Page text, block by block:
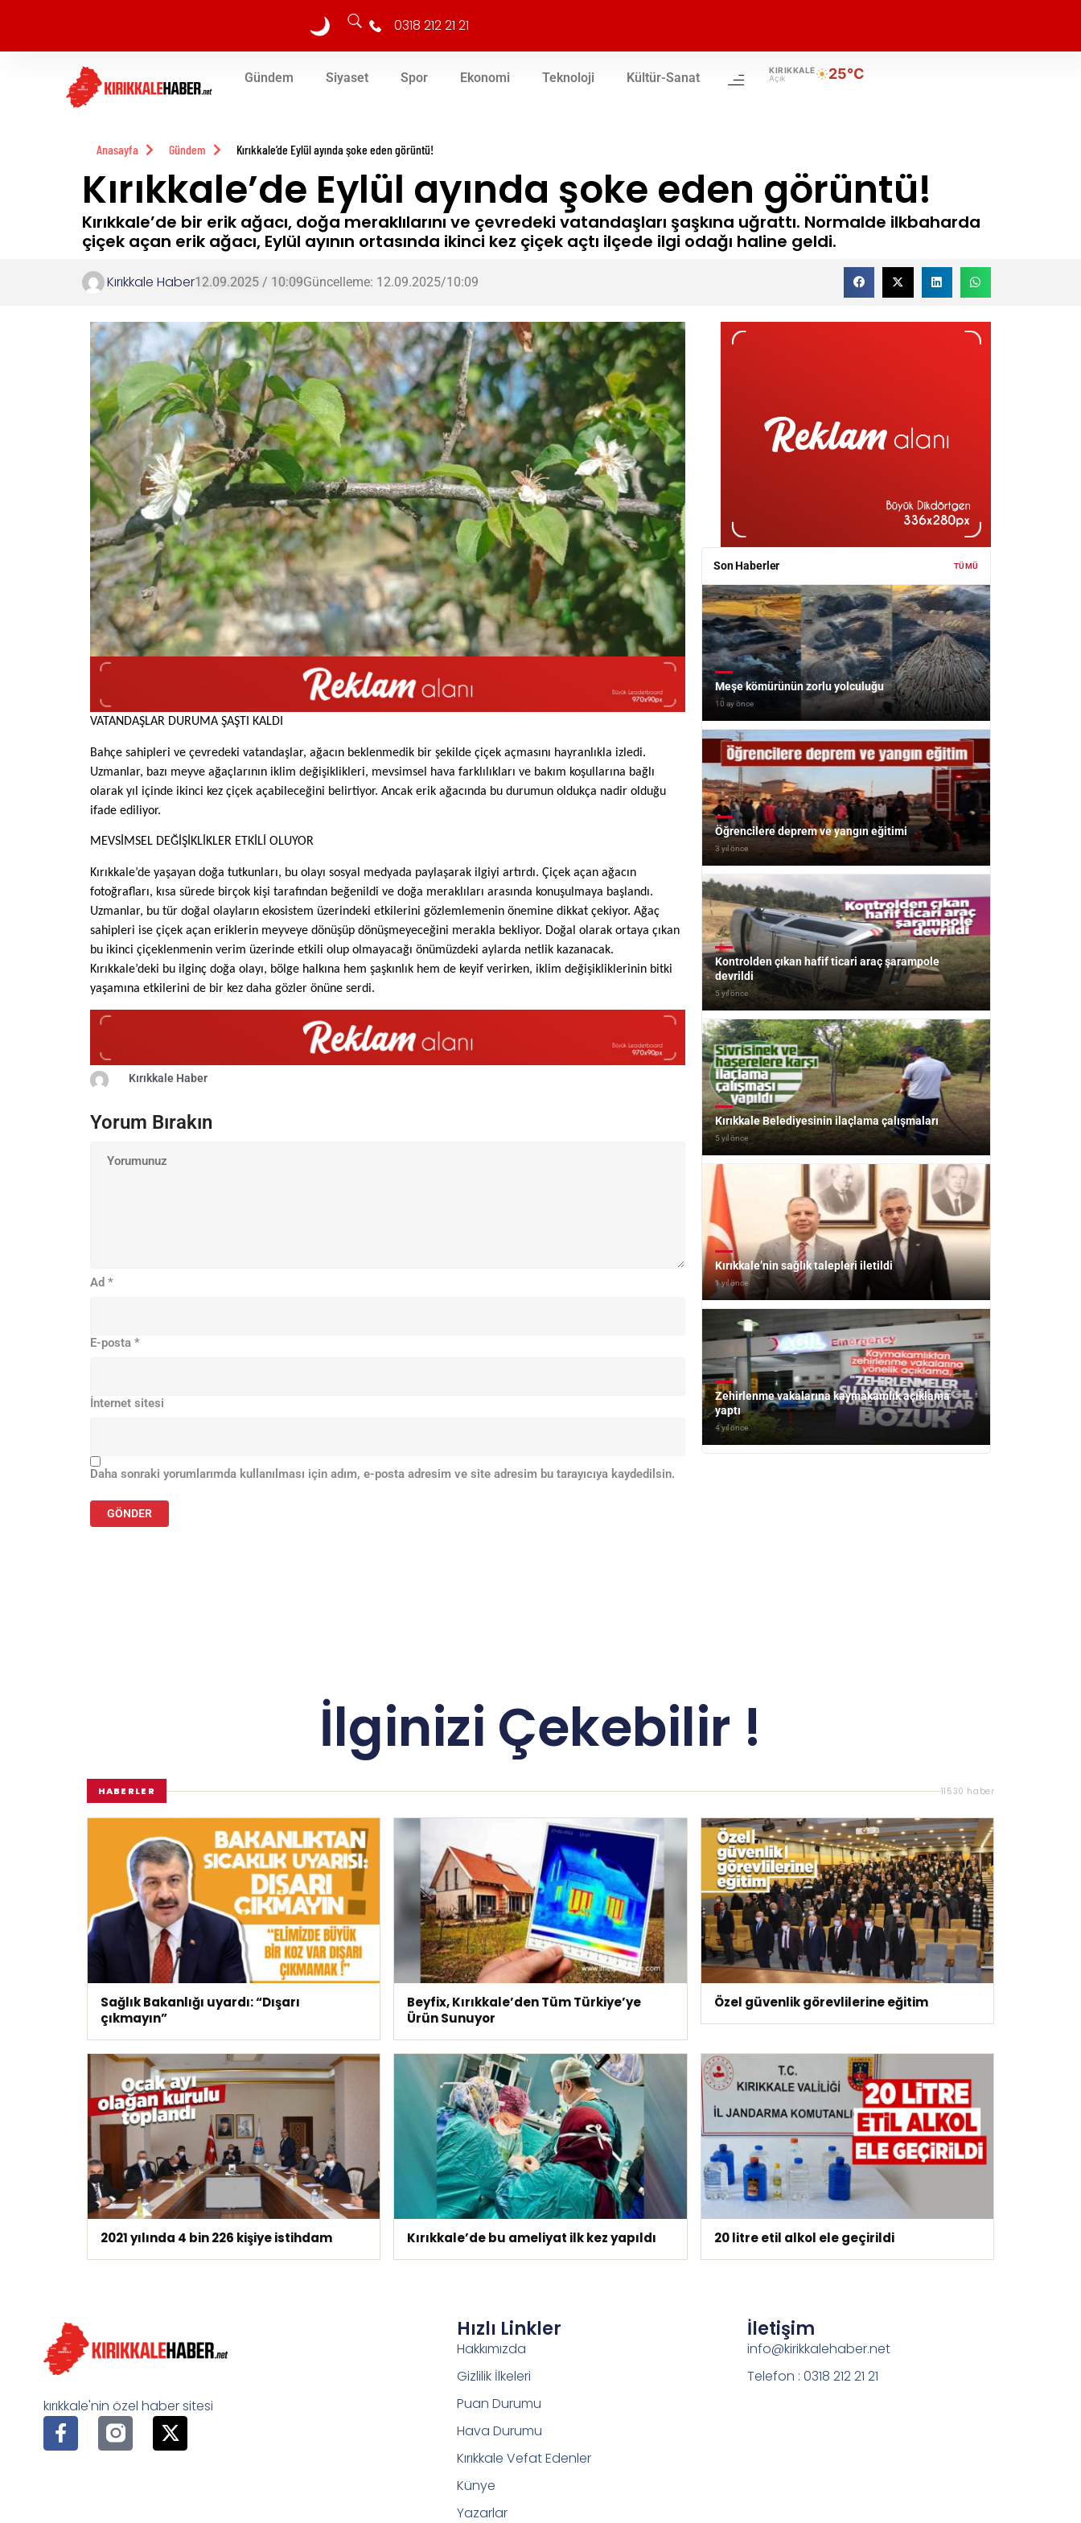
🌙 0318 212 21 21
Gündem Siyaset Spor Ekonomi Teknoloji Kültür-Sanat
KIRIKKALE
Açık
25°C
Anasayfa Gündem Kırıkkale’de Eylül ayında şoke eden görüntü!
Kırıkkale’de Eylül ayında şoke eden görüntü!
Kırıkkale’de bir erik ağacı, doğa meraklılarını ve çevredeki vatandaşları şaşkına uğrattı. Normalde ilkbaharda
çiçek açan erik ağacı, Eylül ayının ortasında ikinci kez çiçek açtı ilçede ilgi odağı haline geldi.
Kırıkkale Haber12.09.2025 / 10:09Güncelleme: 12.09.2025/10:09
VATANDAŞLAR DURUMA ŞAŞTI KALDI
Bahçe sahipleri ve çevredeki vatandaşlar, ağacın beklenmedik bir şekilde çiçek açmasını hayranlıkla izledi.
Uzmanlar, bazı meyve ağaçlarının iklim değişiklikleri, mevsimsel hava farklılıkları ve bakım koşullarına bağlı
olarak yıl içinde ikinci kez çiçek açabileceğini belirtiyor. Ancak erik ağacında bu durumun oldukça nadir olduğu
ifade ediliyor.
MEVSİMSEL DEĞİŞİKLİKLER ETKİLİ OLUYOR
Kırıkkale’de yaşayan doğa tutkunları, bu olayı sosyal medyada paylaşarak ilgiyi artırdı. Çiçek açan ağacın
fotoğrafları, kısa sürede birçok kişi tarafından beğenildi ve doğa meraklıları arasında konuşulmaya başlandı.
Uzmanlar, bu tür doğal olayların ekosistem üzerindeki etkilerini gözlemlemenin önemine dikkat çekiyor. Ağaç
sahipleri ise çiçek açan eriklerin meyveye dönüşüp dönüşmeyeceğini merakla bekliyor. Doğal olarak ortaya çıkan
bu ikinci çiçeklenmenin verim üzerinde etkili olup olmayacağı önümüzdeki aylarda netlik kazanacak.
Kırıkkale’deki bu ilginç doğa olayı, bölge halkına hem şaşkınlık hem de keyif verirken, iklim değişikliklerinin bitki
yaşamına etkilerini de bir kez daha gözler önüne serdi.
Kırıkkale Haber
Yorum Bırakın
Ad *
E-posta *
İnternet sitesi
Daha sonraki yorumlarımda kullanılması için adım, e-posta adresim ve site adresim bu tarayıcıya kaydedilsin.
Son Haberler TÜMÜ
Meşe kömürünün zorlu yolculuğu
10 ay önce
Öğrencilere deprem ve yangın eğitimi
3 yıl önce
Kontrolden çıkan hafif ticari araç şarampole
devrildi
5 yıl önce
Kırıkkale Belediyesinin ilaçlama çalışmaları
5 yıl önce
Kırıkkale’nin sağlık talepleri iletildi
1 yıl önce
Zehirlenme vakalarına kaymakamlık açıklama
yaptı
4 yıl önce
İlginizi Çekebilir !
HABERLER 11530 haber
Sağlık Bakanlığı uyardı: “Dışarı
çıkmayın”
Beyfix, Kırıkkale’den Tüm Türkiye’ye
Ürün Sunuyor
Özel güvenlik görevlilerine eğitim
2021 yılında 4 bin 226 kişiye istihdam Kırıkkale’de bu ameliyat ilk kez yapıldı 20 litre etil alkol ele geçirildi
kırıkkale'nin özel haber sitesi
Hızlı Linkler
Hakkımızda
Gizlilik İlkeleri
Puan Durumu
Hava Durumu
Kırıkkale Vefat Edenler
Künye
Yazarlar
İletişim
info@kirikkalehaber.net
Telefon : 0318 212 21 21